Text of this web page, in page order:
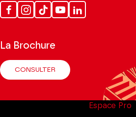
FacebookInstagram
Tik
Tok
YoutubeLinkedin
La Brochure
CONSULTER
Espace Pro